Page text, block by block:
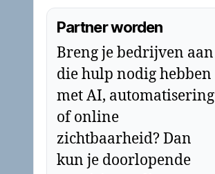
Partner worden
Breng je bedrijven aan
die hulp nodig hebben
met AI, automatisering
of online
zichtbaarheid? Dan
kun je doorlopende